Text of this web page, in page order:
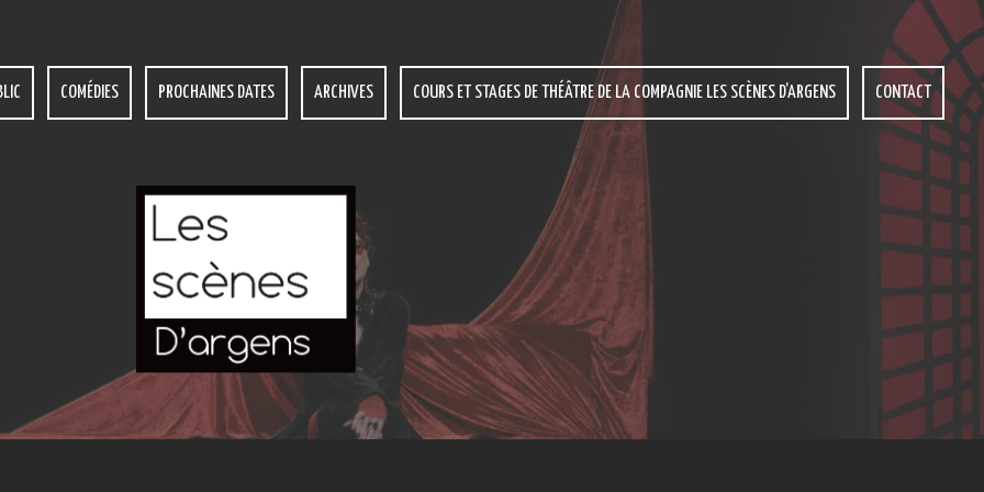
COMÉDIES PROCHAINES DATES ARCHIVES COURS ET STAGES DE THÉÂTRE DE LA COMPAGNIE LES SCÈNES D’ARGENS CONTACT